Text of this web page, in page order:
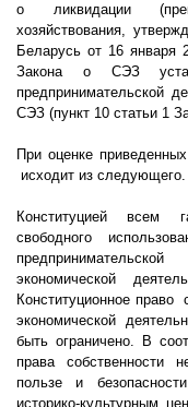
о ликвидации
хозяйствования,
Беларусь от 16 января
Закона о СЭЗ
предпринимательской
СЭЗ (пункт 10 статьи 1
При оценке
исходит из следующего.
Конституцией всем
свободного
предпринимательской
экономической
Конституционное право
экономической
быть ограничено. В
права собственности
пользе и
историко-культурным